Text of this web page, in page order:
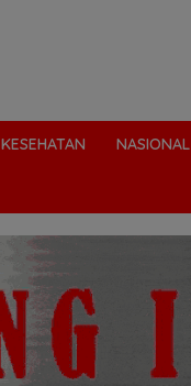
KESEHATAN NASIONAL